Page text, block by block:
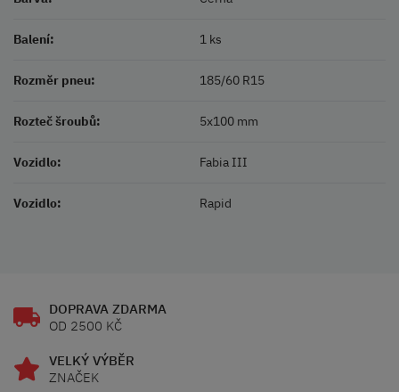
Balení: 1 ks
Rozměr pneu: 185/60 R15
Rozteč šroubů: 5x100 mm
Vozidlo: Fabia III
Vozidlo: Rapid
DOPRAVA ZDARMA
OD 2500 KČ
VELKÝ VÝBĚR
ZNAČEK